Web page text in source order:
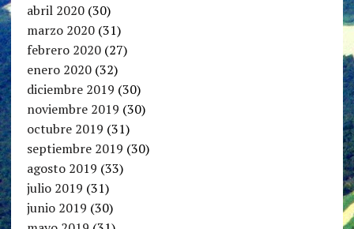
abril 2020(30)
marzo 2020(31)
febrero 2020(27)
enero 2020(32)
diciembre 2019 (30)
noviembre 2019 (30)
octubre 2019 (31)
septiembre 2019 (30)
agosto 2019 (33)
julio 2019 (31)
junio 2019 (30)